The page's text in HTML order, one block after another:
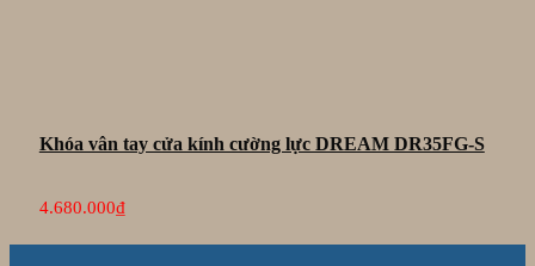
Khóa vân tay cửa kính cường lực DREAM DR35FG-S
4.680.000₫